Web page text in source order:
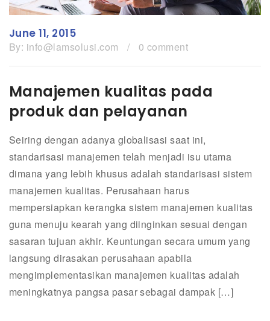
June 11, 2015
By: info@lamsolusi.com / 0 comment
Manajemen kualitas pada
produk dan pelayanan
Seiring dengan adanya globalisasi saat ini,
standarisasi manajemen telah menjadi isu utama
dimana yang lebih khusus adalah standarisasi sistem
manajemen kualitas. Perusahaan harus
mempersiapkan kerangka sistem manajemen kualitas
guna menuju kearah yang diinginkan sesuai dengan
sasaran tujuan akhir. Keuntungan secara umum yang
langsung dirasakan perusahaan apabila
mengimplementasikan manajemen kualitas adalah
meningkatnya pangsa pasar sebagai dampak […]